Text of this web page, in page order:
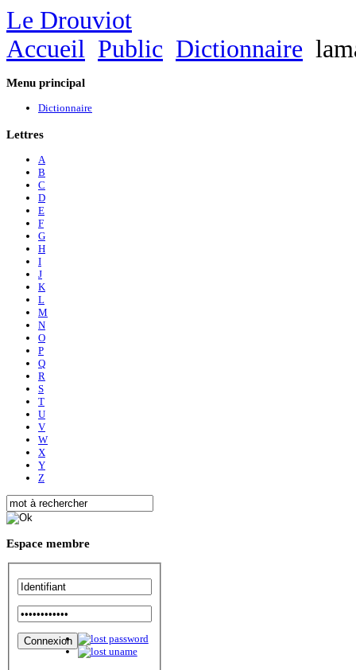
Le Drouviot
Accueil Public Dictionnaire
Menu principal
Dictionnaire
Lettres
A
B
C
D
E
F
G
H
I
J
K
L
M
N
O
P
Q
R
S
T
U
V
W
X
Y
Z
Espace membre